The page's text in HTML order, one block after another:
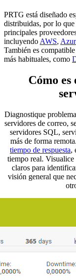
PRTG está diseñado
distribuidas, por lo
principales
incluyendo AWS,
También es
más habituales, como
Cómo
Diagnostique
servidores de correo,
servidores SQL,
más de forma
tiempo de respuesta,
tiempo real. Visualice
claros para
visión general que